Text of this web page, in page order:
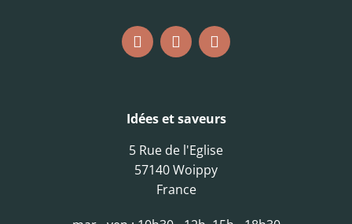
Idées et saveurs
5 Rue de l'Eglise
57140 Woippy
France